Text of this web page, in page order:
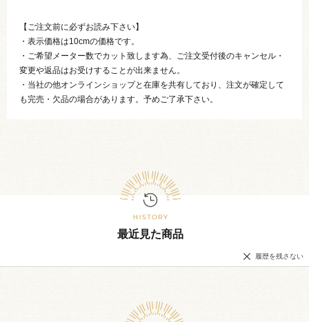
【ご注文前に必ずお読み下さい】
・表示価格は10cmの価格です。
・ご希望メーター数でカット致します為、ご注文受付後のキャンセル・
変更や返品はお受けすることが出来ません。
・当社の他オンラインショップと在庫を共有しており、注文が確定して
も完売・欠品の場合があります。予めご了承下さい。
最近見た商品
履歴を残さない